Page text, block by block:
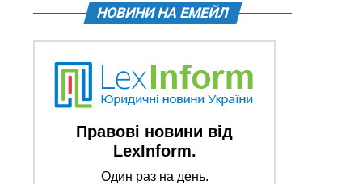
НОВИНИ НА ЕМЕЙЛ
Правові новини від
LexInform.
Один раз на день.